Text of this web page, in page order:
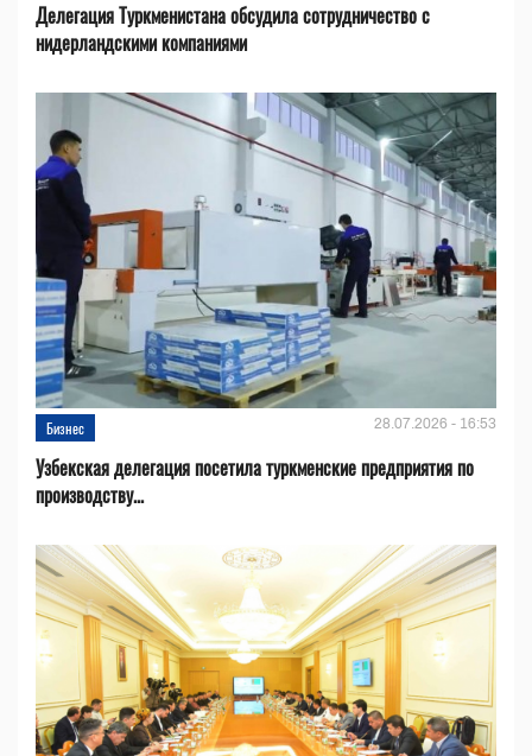
Делегация Туркменистана обсудила сотрудничество с
нидерландскими компаниями
Бизнес 28.07.2026 - 16:53
Узбекская делегация посетила туркменские предприятия по
производству...